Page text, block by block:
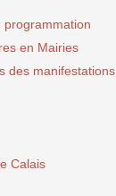
programmation
en Mairies
des manifestations
Calais